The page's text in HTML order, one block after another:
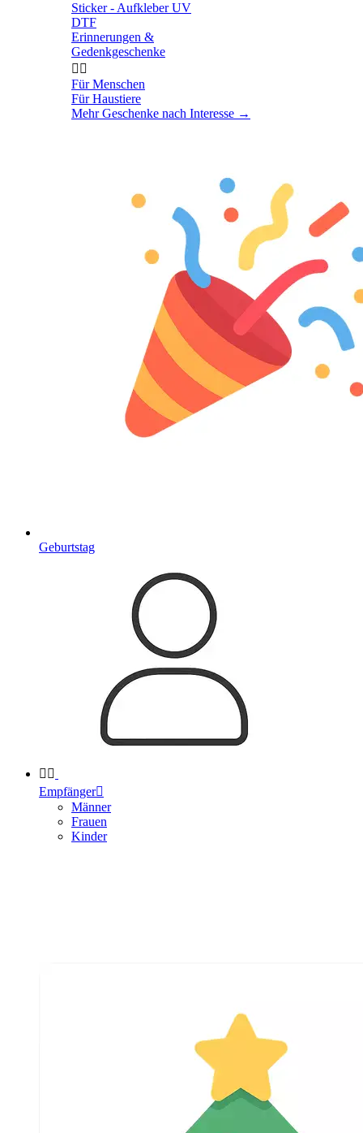
Sticker - Aufkleber UV
DTF
Erinnerungen &
Gedenkgeschenke
 
Für Menschen
Für Haustiere
Mehr Geschenke nach Interesse →
Geburtstag
 
Empfänger
Männer
Frauen
Kinder